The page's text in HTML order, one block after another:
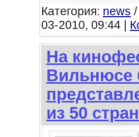
Категория: news
03-2010, 09:44 |
На
Вильнюсе
из 50 стран